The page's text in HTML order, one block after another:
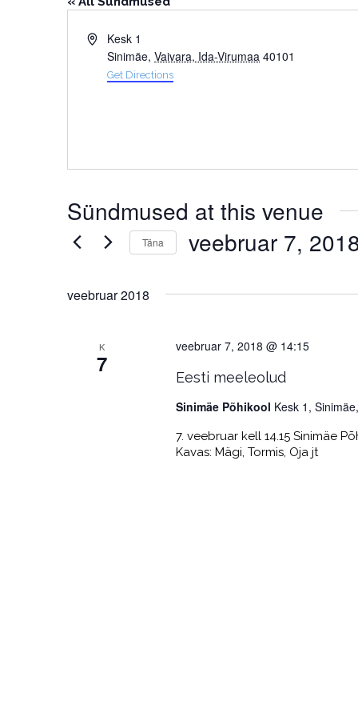
Address
Kesk 1
Sinimäe, Vaivara, Ida-Virumaa 40101
Get Directions
Sündmused at this venue
Täna veebruar 7,
veebruar 2018
K
7
Eesti meeleolud
veebruar 7, 2018 @ 14:15
Sinimäe Põhikool Kesk 1,
7. veebruar kell 14.15 Sinimäe
Kavas: Mägi, Tormis, Oja jt